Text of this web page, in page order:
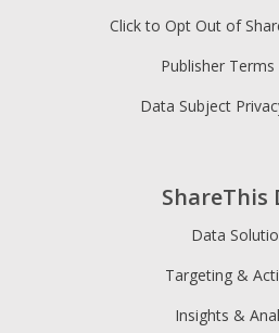
ShareThis
Data
Targeting &
Insights &
Click to Opt Out of
Publisher
Data Subject